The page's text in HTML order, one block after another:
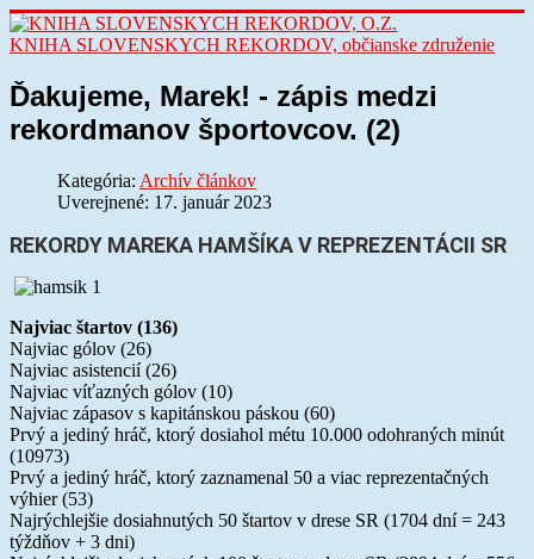
KNIHA SLOVENSKYCH REKORDOV, občianske združenie
Ďakujeme, Marek! - zápis medzi
rekordmanov športovcov. (2)
Kategória: Archív článkov
Uverejnené: 17. január 2023
REKORDY MAREKA HAMŠÍKA V REPREZENTÁCII SR
Najviac štartov (136)
Najviac gólov (26)
Najviac asistencií (26)
Najviac víťazných gólov (10)
Najviac zápasov s kapitánskou páskou (60)
Prvý a jediný hráč, ktorý dosiahol métu 10.000 odohraných minút
(10973)
Prvý a jediný hráč, ktorý zaznamenal 50 a viac reprezentačných
výhier (53)
Najrýchlejšie dosiahnutých 50 štartov v drese SR (1704 dní = 243
týždňov + 3 dni)